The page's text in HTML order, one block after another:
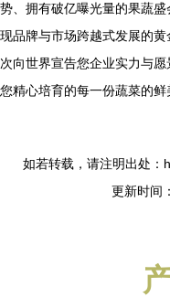
势、拥有破亿曝光量的果蔬
现品牌与市场跨越式发展的
次向世界宣告您企业实力与
您精心培育的每一份蔬菜的鲜
如若转载，请注明出处
更新时间